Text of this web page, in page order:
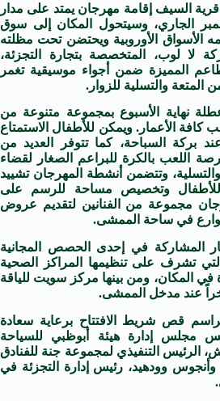
السيف إقامة مهرجان يمتد على مدار
أيام ابتداءً من 16 نوفمبر الجاري، وسيتحول المكان إلى سوق
الأسواق الأوروبية ويحتضن تحت مظلته
لا لوب، المتخصصة بتجارة التجزئة،
المميزة ضمن أجواء موسيقية تغمر
المتعة والتسلية للزوار.
نهاية الأسبوع بمجموعة متنوعة من
كافة الأعمار. ويمكن للأطفال الاستمتاع
عند بركة السباحة، كما تتوفر العديد من
اللعب بالكرة للبراعم الصغار لقضاء
وتتضمن أنشطة المهرجان تشييد
للأطفال وتخصيص مساحة للرسم على
مجموعة من الفنانين لتقديم عروض
في ساحة الممشى.
المشاركة في إحدى الحصص المجانية
تشرف على تنظيمها المراكز الصحية
في المكان، ومن بينها مركز سويت للياقة
عند مدخل الممشى.
قص شريط الافتتاح برعاية سعادة
مجلس إدارة هيئة أبوظبي للسياحة
الرئيس التنفيذي لمجموعة جنة للفنادق
وأنجوس وودهيد، رئيس إدارة التجزئة في